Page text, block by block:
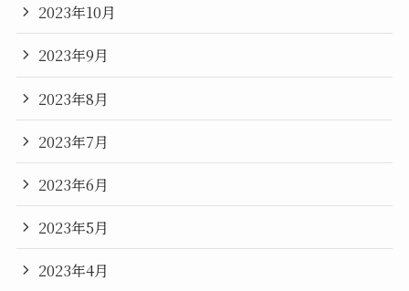
2023年10月
2023年9月
2023年8月
2023年7月
2023年6月
2023年5月
2023年4月